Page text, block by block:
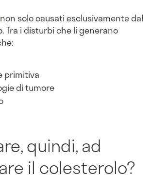
non solo causati esclusivamente dal
Tra i disturbi che li generano
primitiva
di tumore
quindi, ad
il colesterolo?